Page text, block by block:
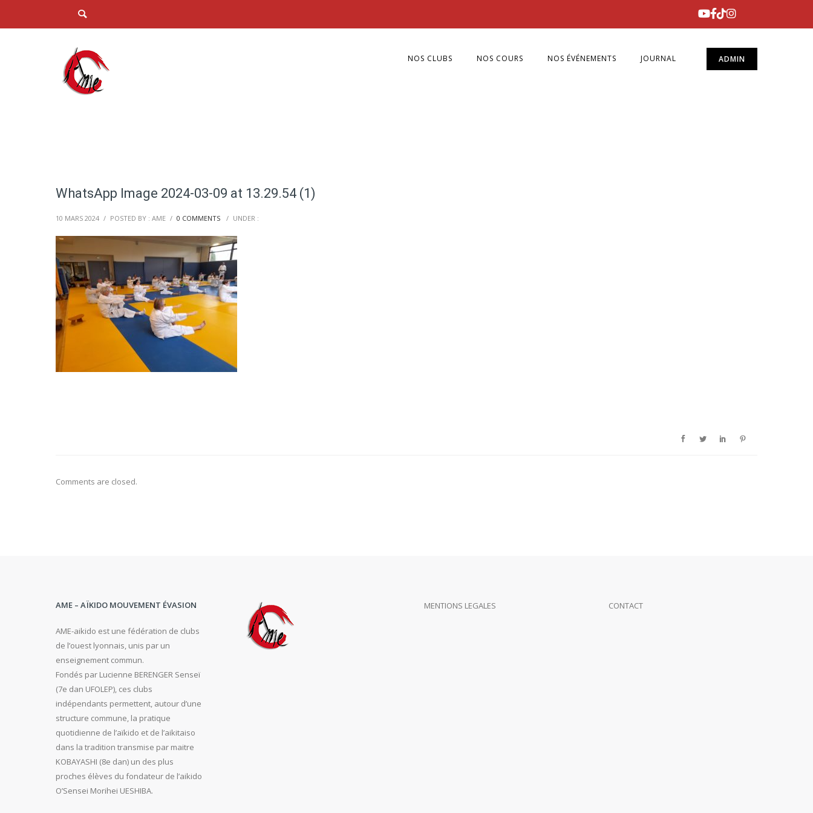
ADMIN
NOS CLUBS NOS COURS NOS ÉVÉNEMENTS JOURNAL
WhatsApp Image 2024-03-09 at 13.29.54 (1)
10 MARS 2024 / POSTED BY : AME / 0 COMMENTS / UNDER :
Comments are closed.
AME – AÏKIDO MOUVEMENT ÉVASION
AME-aikido est une fédération de clubs
de l’ouest lyonnais, unis par un
enseignement commun.
Fondés par Lucienne BERENGER Senseï
(7e dan UFOLEP), ces clubs
indépendants permettent, autour d’une
structure commune, la pratique
quotidienne de l’aïkido et de l’aikitaiso
dans la tradition transmise par maitre
KOBAYASHI (8e dan) un des plus
proches élèves du fondateur de l’aikido
O’Sensei Morihei UESHIBA.
MENTIONS LEGALES CONTACT